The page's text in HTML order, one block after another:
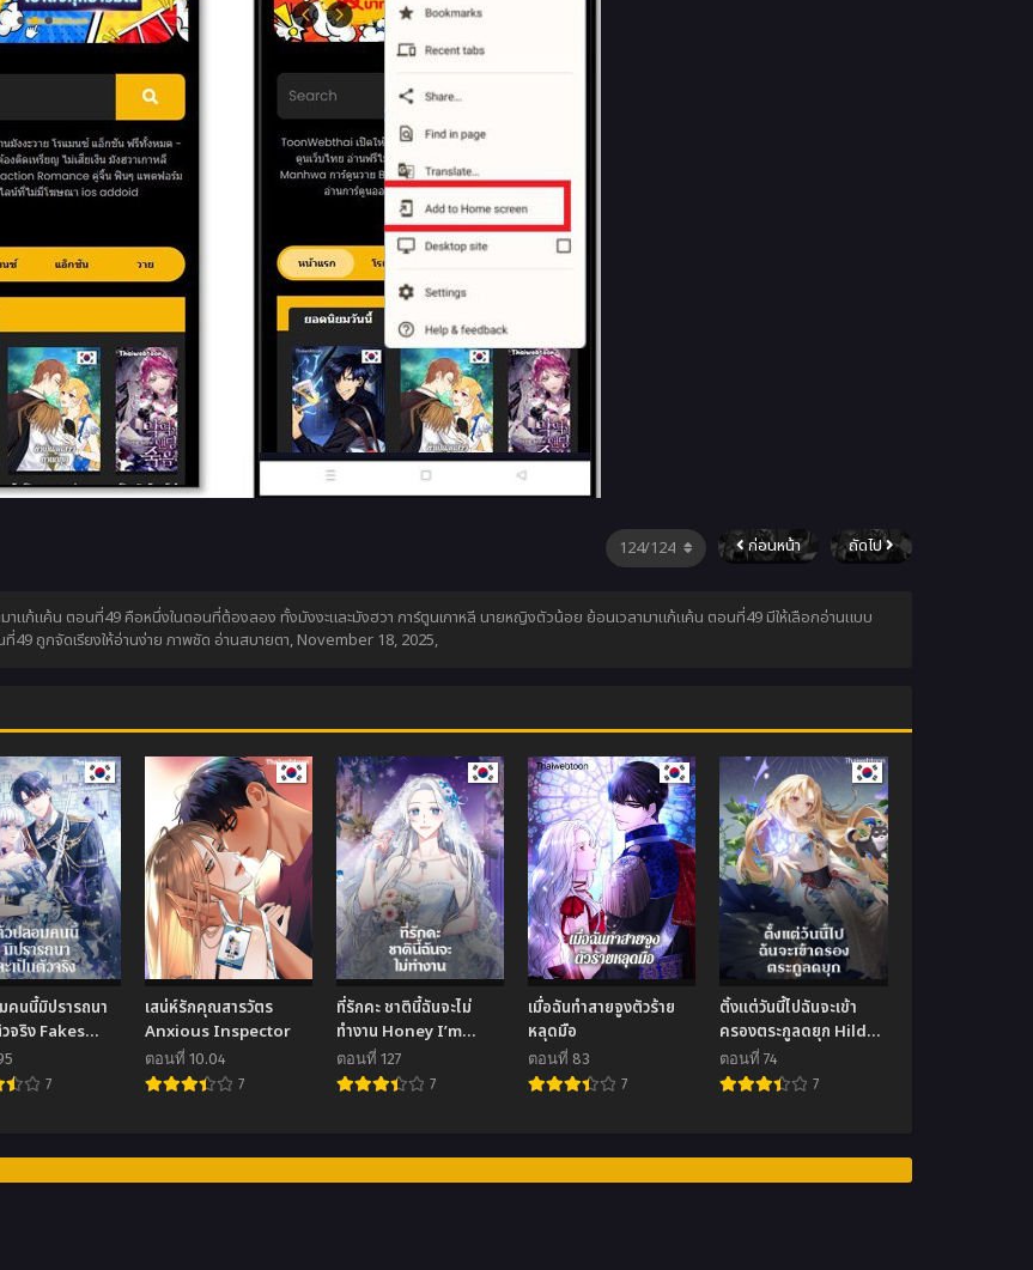
ก่อนหน้า ถัดไป
แก้แค้น ตอนที่49 คือหนึ่งในตอนที่ต้องลอง ทั้งมังงะและมังฮวา การ์ตูนเกาหลี นายหญิงตัวน้อย ย้อนเวลามาแก้แค้น ตอนที่49 มีให้เลือกอ่านแบบ
ถูกจัดเรียงให้อ่านง่าย ภาพชัด อ่านสบายตา, November 18, 2025,
คนนี้มิปรารถนา
จริง Fakes
To Be
7
เสน่ห์รักคุณสารวัตร
Anxious Inspector
ตอนที่ 10.04
7
ที่รักคะ ชาตินี้ฉันจะไม่
ทำงาน Honey I’m
Going on a Strike
ตอนที่ 127
7
เมื่อฉันทำสายจูงตัวร้าย
หลุดมือ
ตอนที่ 83
7
ตั้งแต่วันนี้ไปฉันจะเข้า
ครองตระกูลดยุก Hilde
Takes House
Arpeggio
ตอนที่ 74
7